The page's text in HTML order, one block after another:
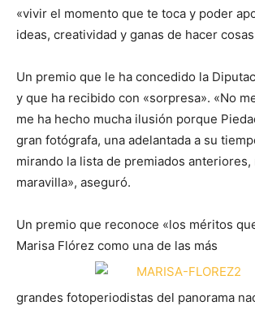
«vivir el momento que te toca y poder
ideas, creatividad y ganas de hacer
Un premio que le ha concedido la
y que ha recibido con «sorpresa». «No
me ha hecho mucha ilusión porque
gran fotógrafa, una adelantada a su
mirando la lista de premiados anteriores,
maravilla», aseguró.
Un premio que reconoce «los méritos
Marisa Flórez como una de las más
grandes fotoperiodistas del panorama